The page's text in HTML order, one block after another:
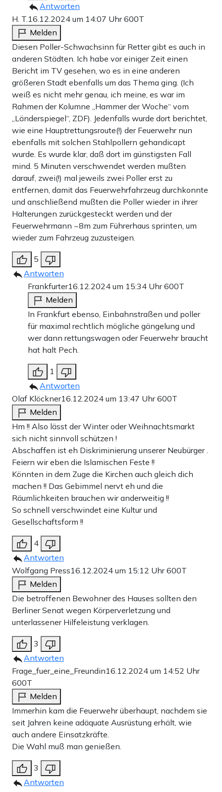
Antworten
H. T.16.12.2024 um 14:07 Uhr600T
Melden
Diesen Poller-Schwachsinn für Retter gibt es auch in
anderen Städten. Ich habe vor einiger Zeit einen
Bericht im TV gesehen, wo es in eine anderen
größeren Stadt ebenfalls um das Thema ging. (Ich
weiß es nicht mehr genau, ich meine, es war im
Rahmen der Kolumne „Hammer der Woche“ vom
„Länderspiegel“, ZDF). Jedenfalls wurde dort berichtet,
wie eine Hauptrettungsroute(!) der Feuerwehr nun
ebenfalls mit solchen Stahlpollern gehandicapt
wurde. Es wurde klar, daß dort im günstigsten Fall
mind. 5 Minuten verschwendet werden mußten
darauf, zwei(!) mal jeweils zwei Poller erst zu
entfernen, damit das Feuerwehrfahrzeug durchkonnte
und anschließend mußten die Poller wieder in ihrer
Halterungen zurückgesteckt werden und der
Feuerwehrmann ~8m zum Führerhaus sprinten, um
wieder zum Fahrzeug zuzusteigen.
5
Antworten
Frankfurter16.12.2024 um 15:34 Uhr600T
Melden
In Frankfurt ebenso, Einbahnstraßen und poller
für maximal rechtlich mögliche gängelung und
wer dann rettungswagen oder Feuerwehr braucht
hat halt Pech.
1
Antworten
Olaf Klöckner16.12.2024 um 13:47 Uhr600T
Melden
Hm !! Also lässt der Winter oder Weihnachtsmarkt
sich nicht sinnvoll schützen !
Abschaffen ist eh Diskriminierung unserer Neubürger .
Feiern wir eben die Islamischen Feste !!
Könnten in dem Zuge die Kirchen auch gleich dich
machen !! Das Gebimmel nervt eh und die
Räumlichkeiten brauchen wir anderweitig !!
So schnell verschwindet eine Kultur und
Gesellschaftsform !!
4
Antworten
Wolfgang Press16.12.2024 um 15:12 Uhr600T
Melden
Die betroffenen Bewohner des Hauses sollten den
Berliner Senat wegen Körperverletzung und
unterlassener Hilfeleistung verklagen.
3
Antworten
Frage_fuer_eine_Freundin16.12.2024 um 14:52 Uhr
600T
Melden
Immerhin kam die Feuerwehr überhaupt, nachdem sie
seit Jahren keine adäquate Ausrüstung erhält, wie
auch andere Einsatzkräfte.
Die Wahl muß man genießen.
3
Antworten